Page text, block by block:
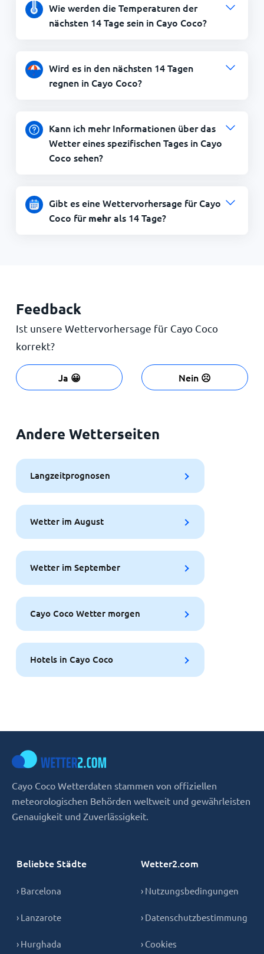
Wie werden die Temperaturen der
nächsten 14 Tage sein in Cayo Coco?
Wird es in den nächsten 14 Tagen
regnen in Cayo Coco?
Kann ich mehr Informationen über das
Wetter eines spezifischen Tages in Cayo
Coco sehen?
Gibt es eine Wettervorhersage für Cayo
Coco fürmehrals 14 Tage?
Feedback
Ist unsere Wettervorhersage für Cayo Coco
korrekt?
Ja 😀 Nein ☹️
Andere Wetterseiten
Langzeitprognosen
Wetter im August
Wetter im September
Cayo Coco Wetter morgen
Hotels in Cayo Coco
Cayo Coco Wetterdaten stammen von offiziellen
meteorologischen Behörden weltweit und gewährleisten
Genauigkeit und Zuverlässigkeit.
Beliebte Städte
› Barcelona
› Lanzarote
› Hurghada
Wetter2.com
› Nutzungsbedingungen
› Datenschutzbestimmung
› Cookies